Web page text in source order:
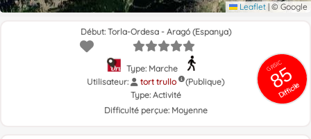
Leaflet | © Google
GRSIC
85
Difficile
Début: Torla-Ordesa - Aragó (Espanya)
Type: Marche
Utilisateur:
tort trullo
(Publique)
Type: Activité
Difficulté perçue: Moyenne